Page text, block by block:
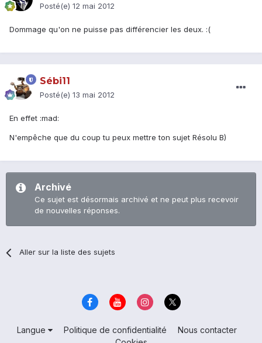
Posté(e) 12 mai 2012
Dommage qu'on ne puisse pas différencier les deux. :(
Sébi11
Posté(e) 13 mai 2012
En effet :mad:
N'empêche que du coup tu peux mettre ton sujet Résolu B)
Archivé
Ce sujet est désormais archivé et ne peut plus recevoir
de nouvelles réponses.
Aller sur la liste des sujets
Langue Politique de confidentialité
Nous contacter